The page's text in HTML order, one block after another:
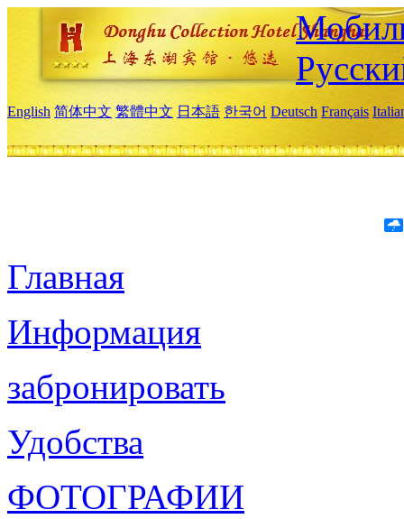
English 简体中文 繁體中文 日本語 한국어 Deutsch Français
Главная
Информация
забронировать
Удобства
ФОТОГРАФИИ